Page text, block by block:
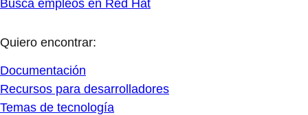
Busca empleos en Red Hat
Quiero encontrar:
Documentación
Recursos para desarrolladores
Temas de tecnología